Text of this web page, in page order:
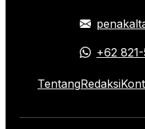
+62
TentangRedaksi